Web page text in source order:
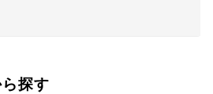
探す